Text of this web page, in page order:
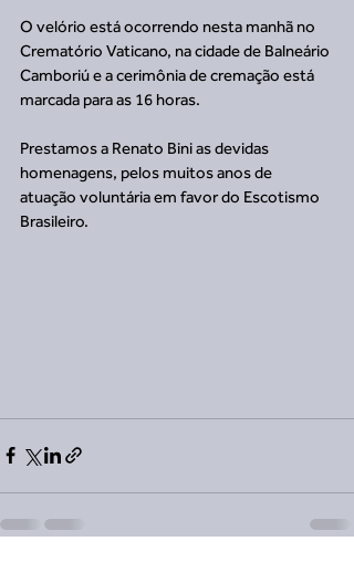
O velório está ocorrendo nesta manhã no
Crematório Vaticano, na cidade de Balneário
Camboriú e a cerimônia de cremação está
marcada para as 16 horas.
Prestamos a Renato Bini as devidas
homenagens, pelos muitos anos de
atuação voluntária em favor do Escotismo
Brasileiro.